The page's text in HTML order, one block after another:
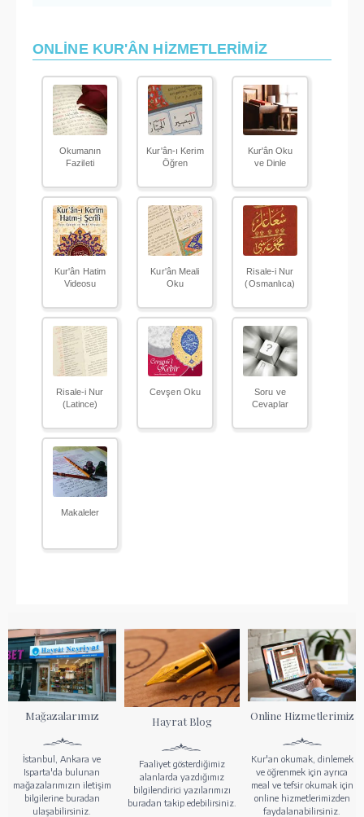
ONLİNE KUR'ÂN HİZMETLERİMİZ
Okumanın
Fazileti
Kur'ân-ı Kerim
Öğren
Kur'ân Oku
ve Dinle
Kur'ân Hatim
Videosu
Kur'ân Meali
Oku
Risale-i Nur
(Osmanlıca)
Risale-i Nur
(Latince)
Cevşen Oku
Soru ve
Cevaplar
Makaleler
Mağazalarımız
İstanbul, Ankara ve
Isparta'da bulunan
mağazalarımızın iletişim
bilgilerine buradan
ulaşabilirsiniz.
Hayrat Blog
Faaliyet gösterdiğimiz
alanlarda yazdığımız
bilgilendirici yazılarımızı
buradan takip edebilirsiniz.
Online Hizmetlerimiz
Kur'an okumak, dinlemek
ve öğrenmek için ayrıca
meal ve tefsir okumak için
online hizmetlerimizden
faydalanabilirsiniz.